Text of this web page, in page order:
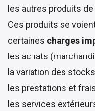
les autres produits
Ces produits se
certaines charges
les achats
la variation des
les prestations et
les services